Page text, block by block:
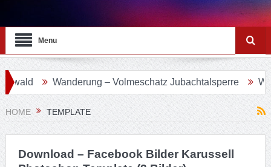
Menu
Wanderung – Volmeschatz Jubachtalsperre
HOME TEMPLATE
Download – Facebook Bilder Karussell